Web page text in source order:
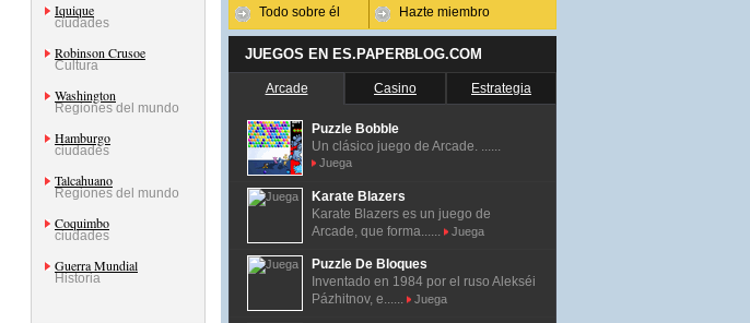
Iquique
ciudades
Robinson Crusoe
Cultura
Washington
Regiones del mundo
Hamburgo
ciudades
Talcahuano
Regiones del mundo
Coquimbo
ciudades
Guerra Mundial
Historia
Todo sobre él Hazte miembro
JUEGOS EN ES.PAPERBLOG.COM
Arcade Casino Estrategia
Puzzle Bobble
Un clásico juego de Arcade. ......
Juega
Karate Blazers
Karate Blazers es un juego de
Arcade, que forma......
Juega
Puzzle De Bloques
Inventado en 1984 por el ruso Alekséi
Pázhitnov, e......
Juega